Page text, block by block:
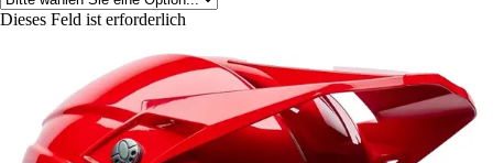
Dieses Feld ist erforderlich